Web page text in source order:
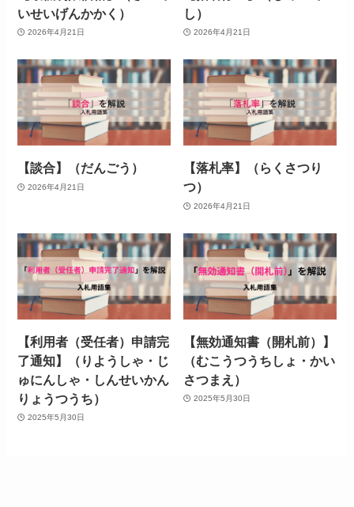
いせいげんかかく）
2026年4月21日
し）
2026年4月21日
【談合】（だんごう）
2026年4月21日
【落札率】（らくさつり
つ）
2026年4月21日
【利用者（受任者）申請完
了通知】（りようしゃ・じ
ゅにんしゃ・しんせいかん
りょうつうち）
2025年5月30日
【無効通知書（開札前）】
（むこうつうちしょ・かい
さつまえ）
2025年5月30日